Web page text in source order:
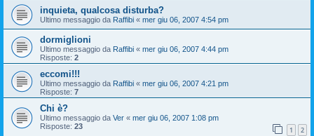
inquieta, qualcosa disturba?
Ultimo messaggio da Raffibi « mer giu 06, 2007 4:54 pm
dormiglioni
Ultimo messaggio da Raffibi « mer giu 06, 2007 4:44 pm
Risposte: 2
eccomi!!!
Ultimo messaggio da Raffibi « mer giu 06, 2007 4:21 pm
Risposte: 7
Chi è?
Ultimo messaggio da Ver « mer giu 06, 2007 1:08 pm
Risposte: 23 1 2